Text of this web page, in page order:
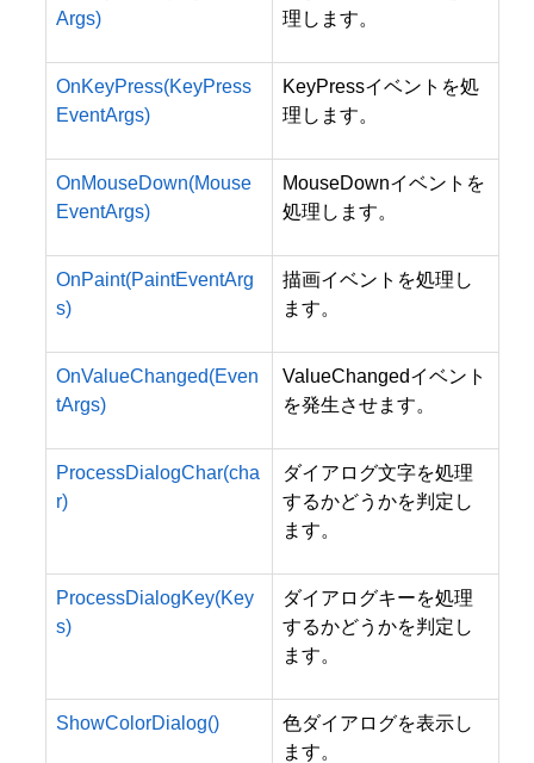
Args)
理します。
OnKeyPress(KeyPress
EventArgs)
KeyPressイベントを処
理します。
OnMouseDown(Mouse
EventArgs)
MouseDownイベントを
処理します。
OnPaint(PaintEventArg
s)
描画イベントを処理し
ます。
OnValueChanged(Even
tArgs)
ValueChangedイベント
を発生させます。
ProcessDialogChar(cha
r)
ダイアログ文字を処理
するかどうかを判定し
ます。
ProcessDialogKey(Key
s)
ダイアログキーを処理
するかどうかを判定し
ます。
ShowColorDialog()
色ダイアログを表示し
ます。